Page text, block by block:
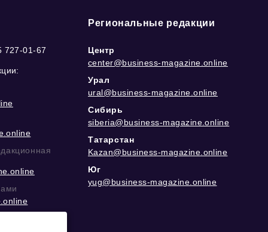
727-01-67
Региональные редакции
Центр
center@business-magazine.online
Урал
ural@business-magazine.online
Сибирь
siberia@business-magazine.online
Татарстан
Kazan@business-magazine.online
Юг
yug@business-magazine.online